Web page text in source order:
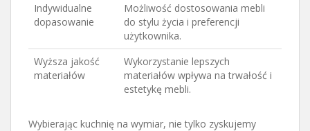
Indywidualne
dopasowanie
Możliwość dostosowania mebli
do stylu życia i preferencji
użytkownika.
Wyższa jakość
materiałów
Wykorzystanie lepszych
materiałów wpływa na trwałość i
estetykę mebli.
Wybierając kuchnię na wymiar, nie tylko zyskujemy